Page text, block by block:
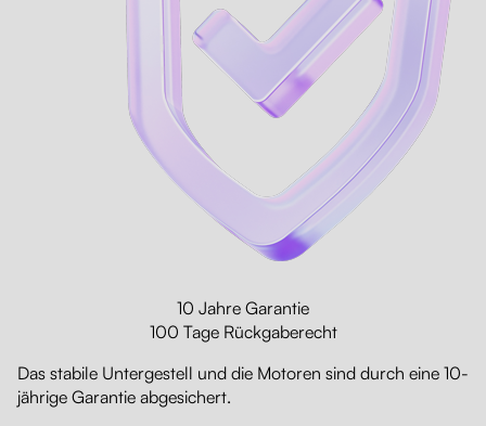
10 Jahre Garantie
100 Tage Rückgaberecht
Das stabile Untergestell und die Motoren sind durch eine 10-
jährige Garantie abgesichert.